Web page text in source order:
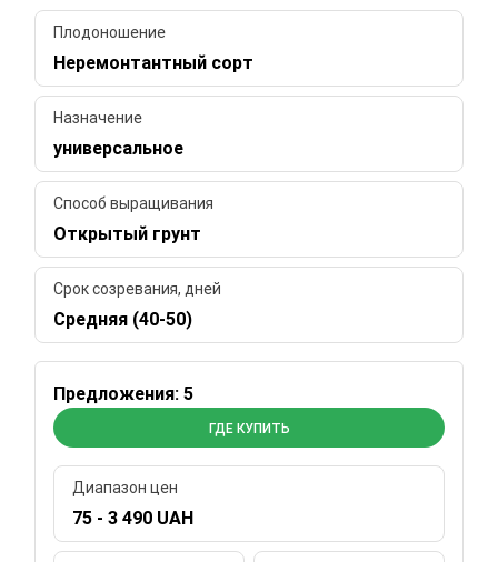
Плодоношение
Неремонтантный сорт
Назначение
универсальное
Способ выращивания
Открытый грунт
Срок созревания, дней
Средняя (40-50)
Предложения: 5
ГДЕ КУПИТЬ
Диапазон цен
75 - 3 490 UAH